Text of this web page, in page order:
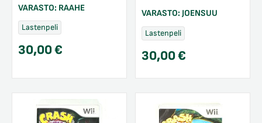
VARASTO: RAAHE
Lastenpeli
30,00€
VARASTO: JOENSUU
Lastenpeli
30,00€